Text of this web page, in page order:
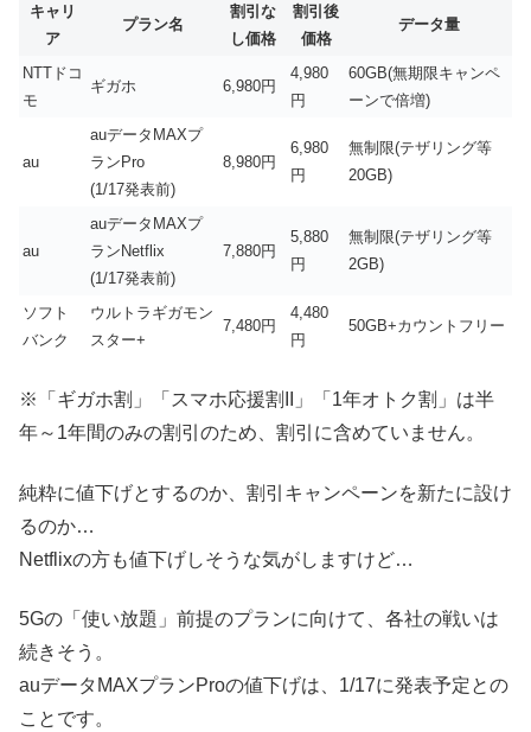
キャリ
ア
プラン名
割引な
し価格
割引後
価格
データ量
NTTドコ
モ
ギガホ 6,980円
4,980
円
60GB(無期限キャンペ
ーンで倍増)
au
auデータMAXプ
ランPro
(1/17発表前)
8,980円
6,980
円
無制限(テザリング等
20GB)
au
auデータMAXプ
ランNetflix
(1/17発表前)
7,880円
5,880
円
無制限(テザリング等
2GB)
ソフト
バンク
ウルトラギガモン
スター+
7,480円
4,480
円
50GB+カウントフリー
※「ギガホ割」「スマホ応援割II」「1年オトク割」は半
年～1年間のみの割引のため、割引に含めていません。
純粋に値下げとするのか、割引キャンペーンを新たに設け
るのか…
Netflixの方も値下げしそうな気がしますけど…
5Gの「使い放題」前提のプランに向けて、各社の戦いは
続きそう。
auデータMAXプランProの値下げは、1/17に発表予定との
ことです。